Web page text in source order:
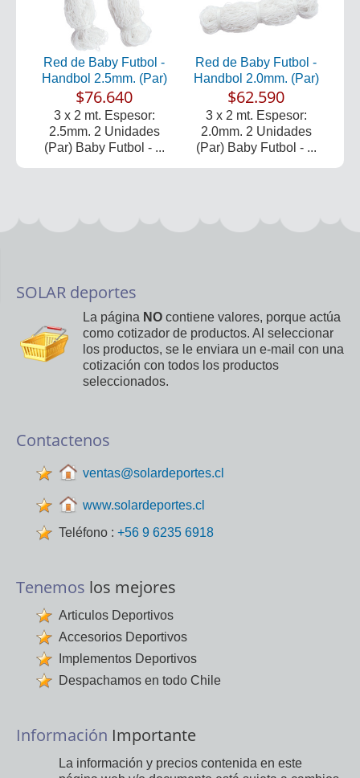
Red de Baby Futbol -
Handbol 2.5mm. (Par)
$76.640
3 x 2 mt. Espesor:
2.5mm. 2 Unidades
(Par) Baby Futbol - ...
Red de Baby Futbol -
Handbol 2.0mm. (Par)
$62.590
3 x 2 mt. Espesor:
2.0mm. 2 Unidades
(Par) Baby Futbol - ...
SOLAR deportes
La página NO contiene valores, porque actúa
como cotizador de productos. Al seleccionar
los productos, se le enviara un e-mail con una
cotización con todos los productos
seleccionados.
Contactenos
ventas@solardeportes.cl
www.solardeportes.cl
Teléfono : +56 9 6235 6918
Tenemos los mejores
Articulos Deportivos
Accesorios Deportivos
Implementos Deportivos
Despachamos en todo Chile
Información Importante
La información y precios contenida en este